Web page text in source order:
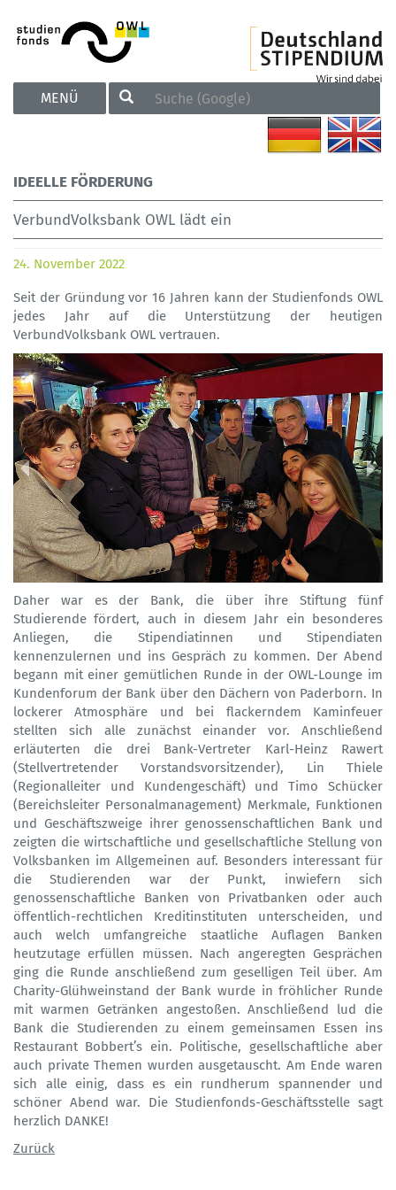
TOGGLE
NAVIGATION
MENÜ
IDEELLE FÖRDERUNG
VerbundVolksbank OWL lädt ein
24. November 2022
Seit der Gründung vor 16 Jahren kann der Studienfonds OWL
jedes Jahr auf die Unterstützung der heutigen
VerbundVolksbank OWL vertrauen.
Previous
Daher war es der Bank, die über ihre Stiftung fünf
Studierende fördert, auch in diesem Jahr ein besonderes
Anliegen, die Stipendiatinnen und Stipendiaten
kennenzulernen und ins Gespräch zu kommen. Der Abend
begann mit einer gemütlichen Runde in der OWL-Lounge im
Kundenforum der Bank über den Dächern von Paderborn. In
lockerer Atmosphäre und bei flackerndem Kaminfeuer
stellten sich alle zunächst einander vor. Anschließend
erläuterten die drei Bank-Vertreter Karl-Heinz Rawert
(Stellvertretender Vorstandsvorsitzender), Lin Thiele
(Regionalleiter und Kundengeschäft) und Timo Schücker
(Bereichsleiter Personalmanagement) Merkmale, Funktionen
und Geschäftszweige ihrer genossenschaftlichen Bank und
zeigten die wirtschaftliche und gesellschaftliche Stellung von
Volksbanken im Allgemeinen auf. Besonders interessant für
die Studierenden war der Punkt, inwiefern sich
genossenschaftliche Banken von Privatbanken oder auch
öffentlich-rechtlichen Kreditinstituten unterscheiden, und
auch welch umfangreiche staatliche Auflagen Banken
heutzutage erfüllen müssen. Nach angeregten Gesprächen
ging die Runde anschließend zum geselligen Teil über. Am
Charity-Glühweinstand der Bank wurde in fröhlicher Runde
mit warmen Getränken angestoßen. Anschließend lud die
Bank die Studierenden zu einem gemeinsamen Essen ins
Restaurant Bobbert’s ein. Politische, gesellschaftliche aber
auch private Themen wurden ausgetauscht. Am Ende waren
sich alle einig, dass es ein rundherum spannender und
schöner Abend war. Die Studienfonds-Geschäftsstelle sagt
herzlich DANKE!
Zurück